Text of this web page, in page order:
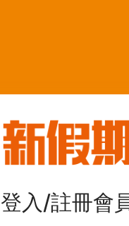
登入/註冊會